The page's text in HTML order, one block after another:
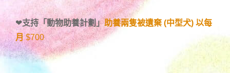
❤支持「動物助養計劃」助養兩隻被遺棄 (中型犬) 以每
月 $700